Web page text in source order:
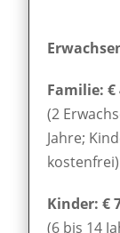
Familie: €
(2
Jahre;
kostenfrei)
Kinder: €
(6 bis 14